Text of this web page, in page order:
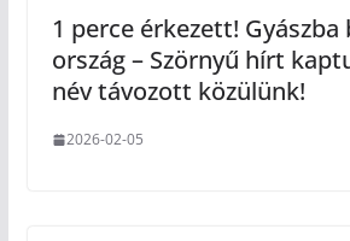
1 perce érkezett!
ország – Szörnyű hírt
név távozott közülünk!
2026-02-05